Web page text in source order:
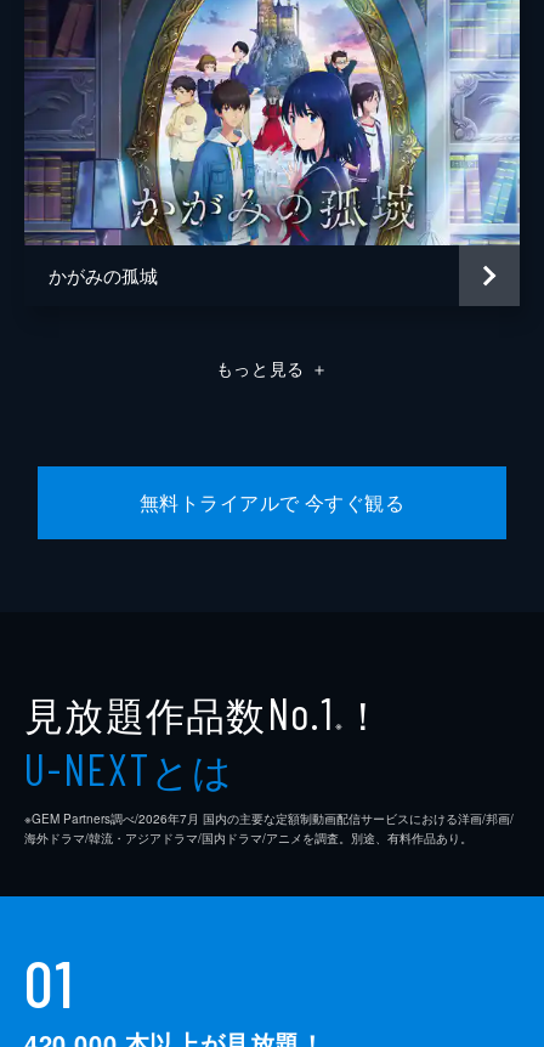
かがみの孤城
もっと見る ＋
無料トライアルで 今すぐ観る
見放題作品数No.1 ※ ！
U-NEXTとは
※GEM Partners調べ/2026年7⽉ 国内の主要な定額制動画配信サービスにおける洋画/邦画/
海外ドラマ/韓流・アジアドラマ/国内ドラマ/アニメを調査。別途、有料作品あり。
01